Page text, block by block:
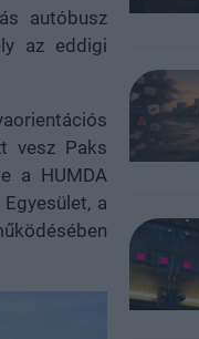
autóbusz
az eddigi
vesz Paks
a HUMDA
a